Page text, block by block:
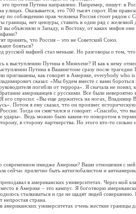
против Путина направлено. Например, пишут: в
улицах. Оказывается, это 700 тысяч сирот. Или
по соблюдению прав человека Россия стоит рядом с
границы, нет цензуры, ставить в один ряд с
вы объясняли и Западу, и Востоку, от каких мифов
принять, что Россия – это не Советский Союз.
бояться?
русской мафией стал меньше. Но разговоры о том,
к выступлению Путина в Мюнхене? И как к нему
Путина в Вашингтоне сразу после трагедии
приглашены, как говорят в Америке, everybody who
сказал: «Мы будем вместе с вами
погибли от террора». Я сначала не
американцев с русскими. Все были
его спросил: «Вы еще держитесь на ногах,
Потом я ему сказал, что он произнес
Тогда он смягчился и говорит: «Спасибо, что
удары». Ведь можно было каким-то поворотом в
в сторону партнерства. Но этого кто-то сильно
современном имидже Америки? Ваши отношения с
сейчас прилично быть антиглобалистом и
в американских университетах. Через мой
в Америке – это кампус. Я боготворю
сталкиваться и где не щадят людей
непростая страна.
американских университетах очень жесткие границы